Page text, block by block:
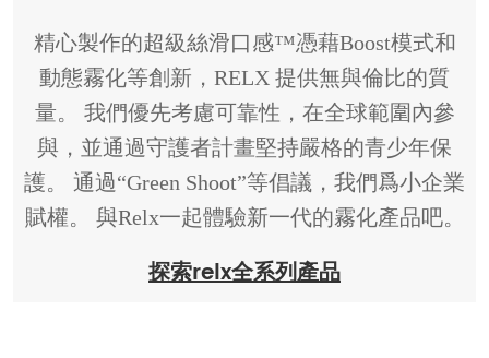
精心製作的超級絲滑口感™憑藉Boost模式和
動態霧化等創新，RELX 提供無與倫比的質
量。 我們優先考慮可靠性，在全球範圍內參
與，並通過守護者計畫堅持嚴格的青少年保
護。 通過“Green Shoot”等倡議，我們爲小企業
賦權。 與Relx一起體驗新一代的霧化產品吧。
探索relx全系列產品